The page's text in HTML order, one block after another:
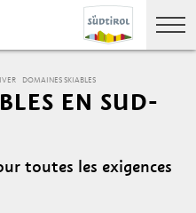
DOMAINES SKIABLES
EN SUD-
toutes les exigences